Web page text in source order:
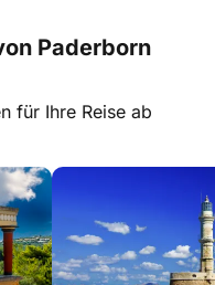
Paderborn
für Ihre Reise ab